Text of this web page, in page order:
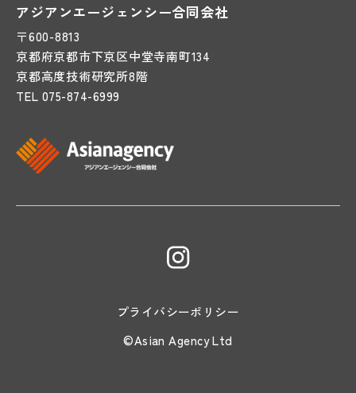
アジアンエージェンシー合同会社
〒600-8813
京都府京都市下京区中堂寺南町134
京都高度技術研究所8階
TEL 075-874-6999
プライバシーポリシー
©Asian Agency Ltd